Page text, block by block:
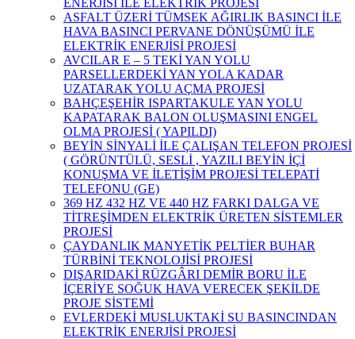
ENERJİSİ İLE ELEKTRİK PROJESİ
ASFALT ÜZERİ TÜMSEK AĞIRLIK BASINCI İLE
HAVA BASINCI PERVANE DÖNÜŞÜMÜ İLE
ELEKTRİK ENERJİSİ PROJESİ
AVCILAR E – 5 TEKİ YAN YOLU
PARSELLERDEKİ YAN YOLA KADAR
UZATARAK YOLU AÇMA PROJESİ
BAHÇEŞEHİR ISPARTAKULE YAN YOLU
KAPATARAK BALON OLUŞMASINI ENGEL
OLMA PROJESİ ( YAPILDI)
BEYİN SİNYALİ İLE ÇALIŞAN TELEFON PROJESİ
( GÖRÜNTÜLÜ, SESLİ , YAZILI BEYİN İÇİ
KONUŞMA VE İLETİŞİM PROJESİ TELEPATİ
TELEFONU (GE)
369 HZ 432 HZ VE 440 HZ FARKI DALGA VE
TİTREŞİMDEN ELEKTRİK ÜRETEN SİSTEMLER
PROJESİ
ÇAYDANLIK MANYETİK PELTİER BUHAR
TÜRBİNİ TEKNOLOJİSİ PROJESİ
DIŞARIDAKİ RÜZGÂRI DEMİR BORU İLE
İÇERİYE SOĞUK HAVA VERECEK ŞEKİLDE
PROJE SİSTEMİ
EVLERDEKİ MUSLUKTAKİ SU BASINCINDAN
ELEKTRİK ENERJİSİ PROJESİ